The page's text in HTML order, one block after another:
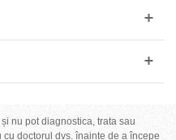
nu pot diagnostica, trata sau
doctorul dvs. înainte de a începe